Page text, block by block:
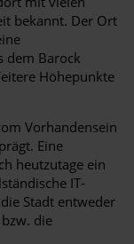
bekannt. Der Ort
dem Barock
Höhepunkte
Vorhandensein
Eine
heutzutage ein
IT-
Stadt entweder
die